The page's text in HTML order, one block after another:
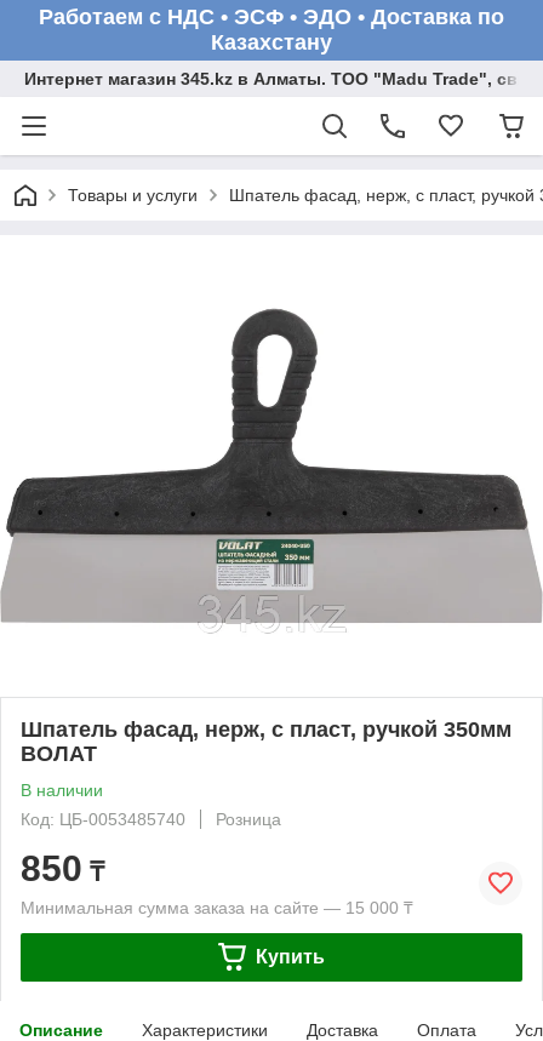
Работаем с НДС • ЭСФ • ЭДО • Доставка по
Казахстану
Интернет магазин 345.kz в Алматы. ТОО "Madu Trade",
Товары и услуги Шпатель фасад, нерж, с пласт,
Шпатель фасад, нерж, с пласт, ручкой 350мм
ВОЛАТ
В наличии
Код: ЦБ-0053485740
Розница
850 ₸
Минимальная сумма заказа на сайте — 15 000 ₸
Купить
Описание Характеристики Доставка Оплата